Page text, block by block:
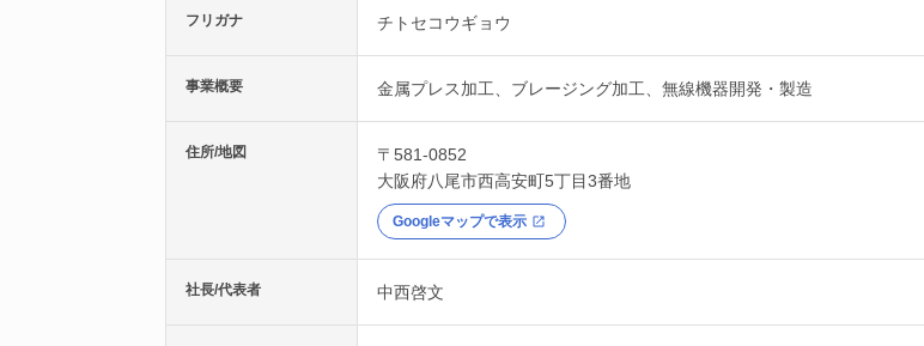
フリガナ チトセコウギョウ
事業概要 金属プレス加工、ブレージング加工、無線機器開発・製造
住所/地図
〒581-0852
大阪府八尾市西高安町5丁目3番地
Googleマップで表示
社長/代表者 中西啓文